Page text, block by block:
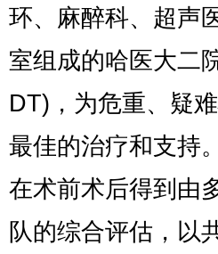
环、麻醉科、超声
室组成的哈医大二
DT)，为危重、疑
最佳的治疗和支持
在术前术后得到由
队的综合评估，以